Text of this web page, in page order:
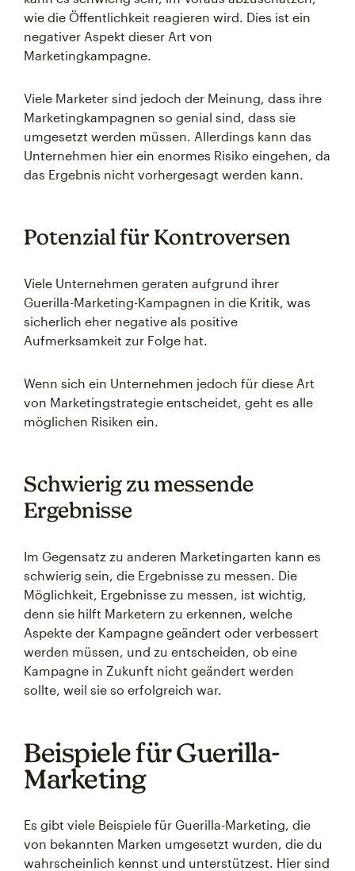
wie die Öffentlichkeit reagieren wird. Dies ist ein
negativer Aspekt dieser Art von
Marketingkampagne.
Viele Marketer sind jedoch der Meinung, dass ihre
Marketingkampagnen so genial sind, dass sie
umgesetzt werden müssen. Allerdings kann das
Unternehmen hier ein enormes Risiko eingehen, da
das Ergebnis nicht vorhergesagt werden kann.
Potenzial für Kontroversen
Viele Unternehmen geraten aufgrund ihrer
Guerilla-Marketing-Kampagnen in die Kritik, was
sicherlich eher negative als positive
Aufmerksamkeit zur Folge hat.
Wenn sich ein Unternehmen jedoch für diese Art
von Marketingstrategie entscheidet, geht es alle
möglichen Risiken ein.
Schwierig zu messende
Ergebnisse
Im Gegensatz zu anderen Marketingarten kann es
schwierig sein, die Ergebnisse zu messen. Die
Möglichkeit, Ergebnisse zu messen, ist wichtig,
denn sie hilft Marketern zu erkennen, welche
Aspekte der Kampagne geändert oder verbessert
werden müssen, und zu entscheiden, ob eine
Kampagne in Zukunft nicht geändert werden
sollte, weil sie so erfolgreich war.
Beispiele für Guerilla-
Marketing
Es gibt viele Beispiele für Guerilla-Marketing, die
von bekannten Marken umgesetzt wurden, die du
wahrscheinlich kennst und unterstützest. Hier sind